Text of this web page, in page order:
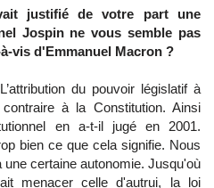
justifié de votre part une
Jospin ne vous semble pas
vis d'Emmanuel Macron ?
du pouvoir législatif à
à la Constitution. Ainsi
en a-t-il jugé en 2001.
bien ce que cela signifie. Nous
certaine autonomie. Jusqu'où
menacer celle d'autrui, la loi